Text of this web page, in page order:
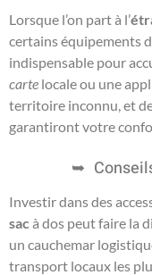
Lorsque l’on part à l’
certains équipements
indispensable pour
carte locale ou une
territoire inconnu, et
garantiront votre
Investir dans des
sacà dos peut faire la
un cauchemar
transport locaux les